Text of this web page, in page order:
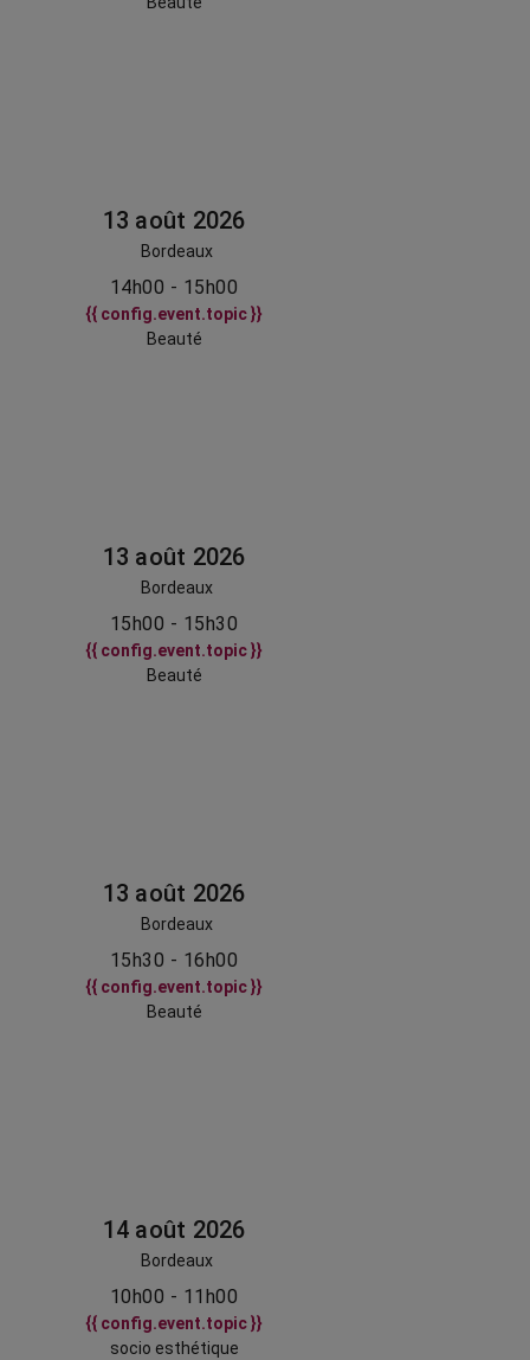
13 août 2026
Bordeaux
14h00 - 15h00
{{ config.event.topic }}
Beauté
13 août 2026
Bordeaux
15h00 - 15h30
{{ config.event.topic }}
Beauté
13 août 2026
Bordeaux
15h30 - 16h00
{{ config.event.topic }}
Beauté
14 août 2026
Bordeaux
10h00 - 11h00
{{ config.event.topic }}
socio esthétique